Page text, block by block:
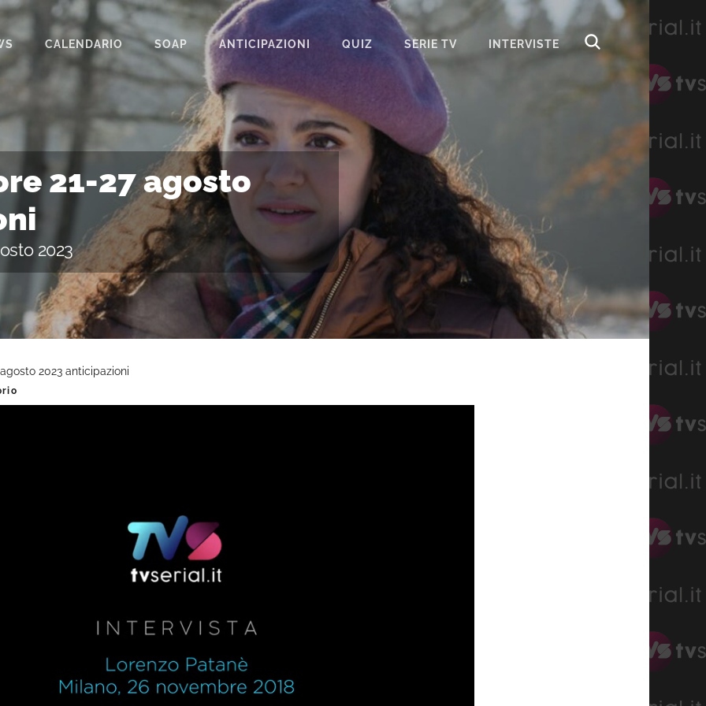
CALENDARIO SOAP
BEAUTIFUL
IL PARADISO DELLE SIGNORE
LA PROMESSA
SEGRETI DI FAMIGLIA
TEMPESTA D’AMORE
UN POSTO AL SOLE
ANTICIPAZIONI QUIZ SERIE TV INTERVISTE
21-27 agosto
2023
2023 anticipazioni